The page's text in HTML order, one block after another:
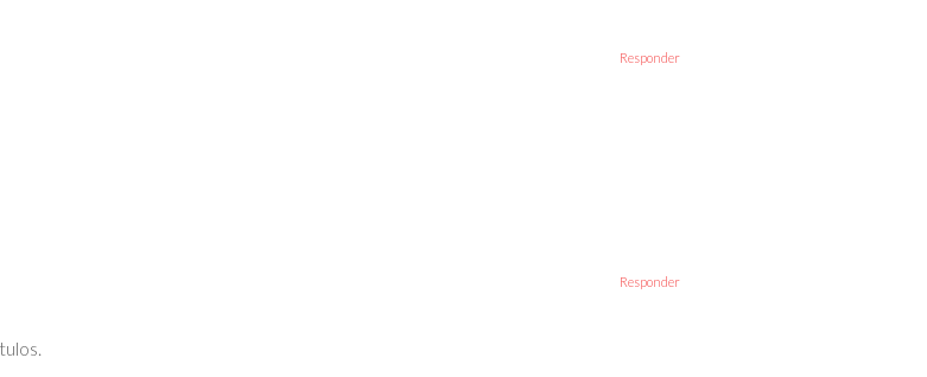
Responder
Responder